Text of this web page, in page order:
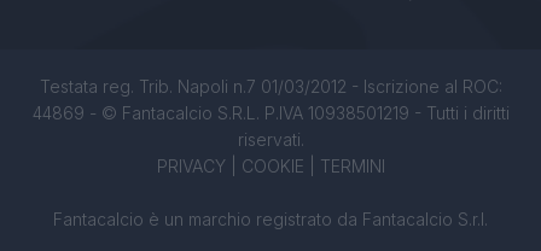
Testata reg. Trib. Napoli n.7 01/03/2012 - Iscrizione al ROC:
44869 - © Fantacalcio S.R.L. P.IVA 10938501219 - Tutti i diritti
riservati.
PRIVACY| COOKIE TERMINI
Fantacalcio è un marchio registrato da Fantacalcio S.r.l.